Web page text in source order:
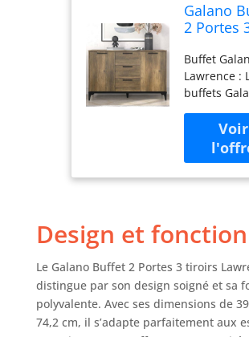
Galano
2 Portes
Meuble
pour
Manger
Salon avec
étagères
réglables
Chêne
Buffet
Lawrence :
buffets
39,8 x 74,2
P x H) et
conçus
s'adapter à
vie. De
rangements
polyvalents :
rangements
polyvalents
offrent
Design et
Le Galano Buffet 2 Portes 3 tiroirs
distingue par son design soigné et sa
polyvalente. Avec ses dimensions de
74,2 cm, il s’adapte parfaitement aux